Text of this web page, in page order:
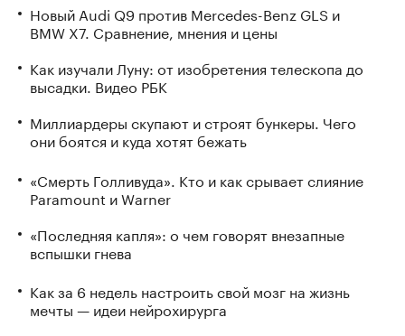
Новый Audi Q9 против Mercedes-Benz GLS и
BMW X7. Сравнение, мнения и цены
Как изучали Луну: от изобретения телескопа до
высадки. Видео РБК
Миллиардеры скупают и строят бункеры. Чего
они боятся и куда хотят бежать
«Смерть Голливуда». Кто и как срывает слияние
Paramount и Warner
«Последняя капля»: о чем говорят внезапные
вспышки гнева
Как за 6 недель настроить свой мозг на жизнь
мечты — идеи нейрохирурга